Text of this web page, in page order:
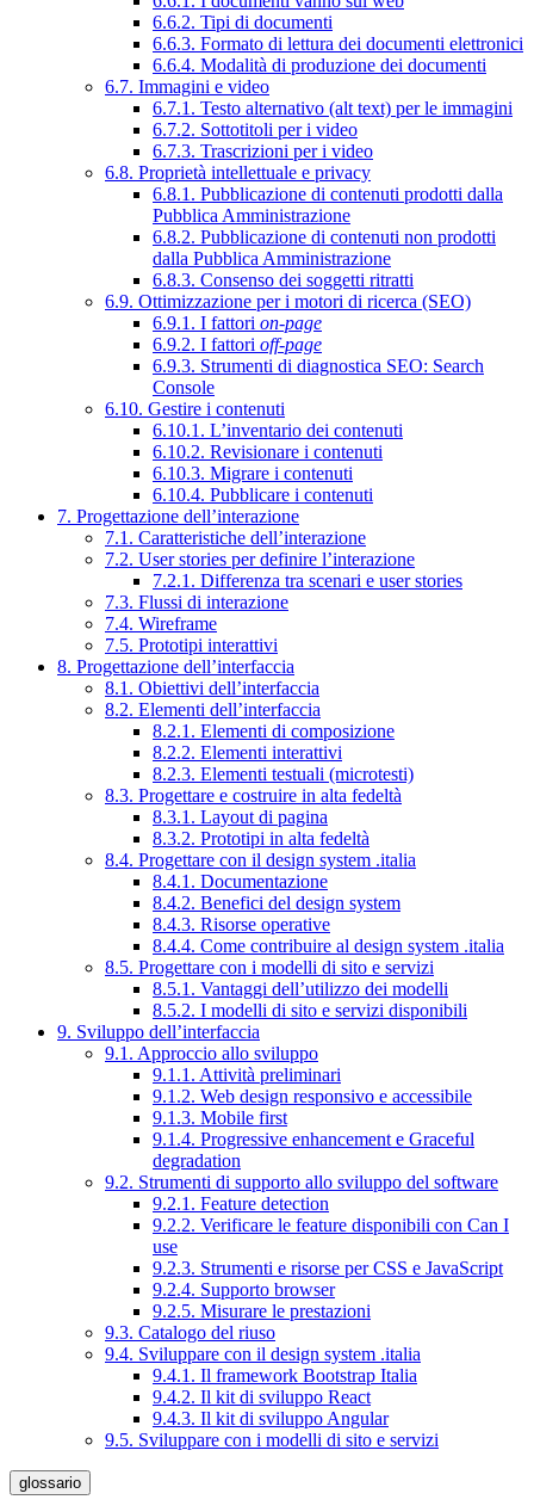
6.6.2. Tipi di documenti
6.6.3. Formato di lettura dei documenti elettronici
6.6.4. Modalità di produzione dei documenti
6.7. Immagini e video
6.7.1. Testo alternativo (alt text) per le immagini
6.7.2. Sottotitoli per i video
6.7.3. Trascrizioni per i video
6.8. Proprietà intellettuale e privacy
6.8.1. Pubblicazione di contenuti prodotti dalla
Pubblica Amministrazione
6.8.2. Pubblicazione di contenuti non prodotti
dalla Pubblica Amministrazione
6.8.3. Consenso dei soggetti ritratti
6.9. Ottimizzazione per i motori di ricerca (SEO)
6.9.1. I fattori on-page
6.9.2. I fattori off-page
6.9.3. Strumenti di diagnostica SEO: Search
Console
6.10. Gestire i contenuti
6.10.1. L’inventario dei contenuti
6.10.2. Revisionare i contenuti
6.10.3. Migrare i contenuti
6.10.4. Pubblicare i contenuti
7. Progettazione dell’interazione
7.1. Caratteristiche dell’interazione
7.2. User stories per definire l’interazione
7.2.1. Differenza tra scenari e user stories
7.3. Flussi di interazione
7.4. Wireframe
7.5. Prototipi interattivi
8. Progettazione dell’interfaccia
8.1. Obiettivi dell’interfaccia
8.2. Elementi dell’interfaccia
8.2.1. Elementi di composizione
8.2.2. Elementi interattivi
8.2.3. Elementi testuali (microtesti)
8.3. Progettare e costruire in alta fedeltà
8.3.1. Layout di pagina
8.3.2. Prototipi in alta fedeltà
8.4. Progettare con il design system .italia
8.4.1. Documentazione
8.4.2. Benefici del design system
8.4.3. Risorse operative
8.4.4. Come contribuire al design system .italia
8.5. Progettare con i modelli di sito e servizi
8.5.1. Vantaggi dell’utilizzo dei modelli
8.5.2. I modelli di sito e servizi disponibili
9. Sviluppo dell’interfaccia
9.1. Approccio allo sviluppo
9.1.1. Attività preliminari
9.1.2. Web design responsivo e accessibile
9.1.3. Mobile first
9.1.4. Progressive enhancement e Graceful
degradation
9.2. Strumenti di supporto allo sviluppo del software
9.2.1. Feature detection
9.2.2. Verificare le feature disponibili con Can I
use
9.2.3. Strumenti e risorse per CSS e JavaScript
9.2.4. Supporto browser
9.2.5. Misurare le prestazioni
9.3. Catalogo del riuso
9.4. Sviluppare con il design system .italia
9.4.1. Il framework Bootstrap Italia
9.4.2. Il kit di sviluppo React
9.4.3. Il kit di sviluppo Angular
9.5. Sviluppare con i modelli di sito e servizi
glossario